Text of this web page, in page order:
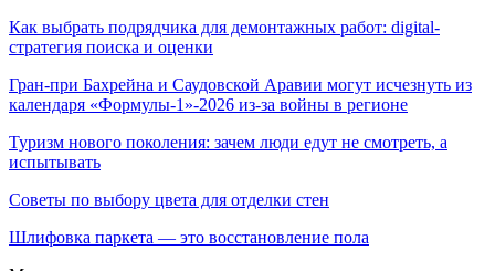
Как выбрать подрядчика для демонтажных работ: digital-
стратегия поиска и оценки
Гран-при Бахрейна и Саудовской Аравии могут исчезнуть из
календаря «Формулы-1»-2026 из-за войны в регионе
Туризм нового поколения: зачем люди едут не смотреть, а
испытывать
Советы по выбору цвета для отделки стен
Шлифовка паркета — это восстановление пола